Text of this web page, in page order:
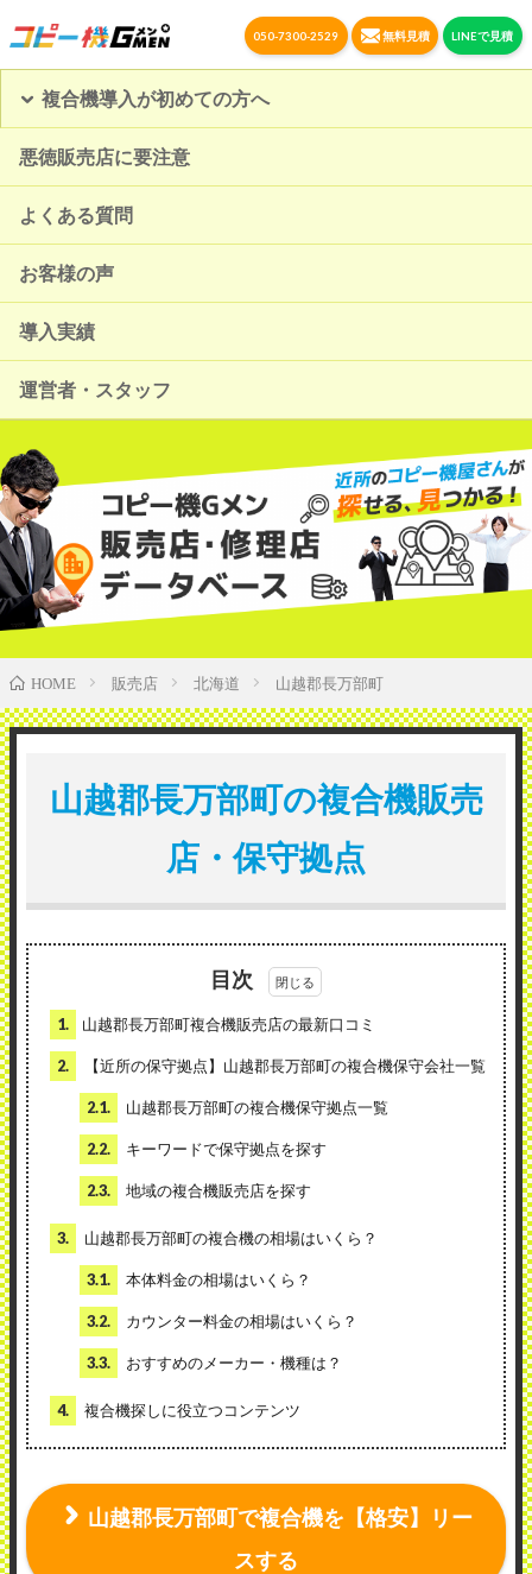
050-7300-2529 無料見積 LINEで見積
複合機導入が初めての方へ
悪徳販売店に要注意
よくある質問
お客様の声
導入実績
運営者・スタッフ
HOME 販売店 北海道 山越郡長万部町
山越郡長万部町の複合機販売
店・保守拠点
目次
1. 山越郡長万部町複合機販売店の最新口コミ
2. 【近所の保守拠点】山越郡長万部町の複合機保守会社一覧
2.1. 山越郡長万部町の複合機保守拠点一覧
2.2. キーワードで保守拠点を探す
2.3. 地域の複合機販売店を探す
3. 山越郡長万部町の複合機の相場はいくら？
3.1. 本体料金の相場はいくら？
3.2. カウンター料金の相場はいくら？
3.3. おすすめのメーカー・機種は？
4. 複合機探しに役立つコンテンツ
山越郡長万部町で複合機を【格安】リー
スする